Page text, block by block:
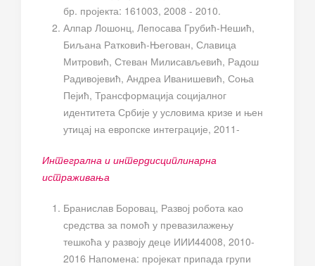
бр. пројекта: 161003, 2008 - 2010.
Алпар Лошонц, Лепосава Грубић-Нешић,
Биљана Ратковић-Његован, Славица
Митровић, Стеван Милисављевић, Радош
Радивојевић, Андреа Иванишевић, Соња
Пејић, Трансформација социјалног
идентитета Србије у условима кризе и њен
утицај на европске интеграције, 2011-
Интегрална и интердисциплинарна
истраживања
Бранислав Боровац, Развој робота као
средства за помоћ у превазилажењу
тешкоћа у развоју деце ИИИ44008, 2010-
2016 Напомена: пројекат припада групи